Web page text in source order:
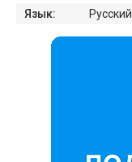
Язык:
Русский